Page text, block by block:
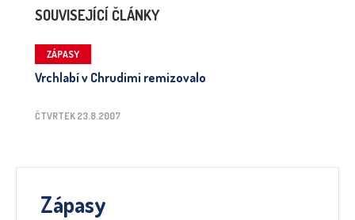
SOUVISEJÍCÍ ČLÁNKY
ZÁPASY
Vrchlabí v Chrudimi remizovalo
ČTVRTEK 23.8.2007
Zápasy